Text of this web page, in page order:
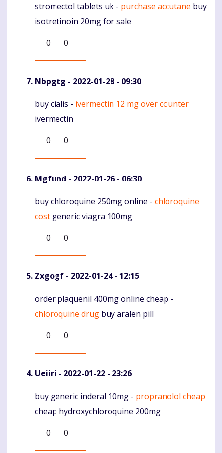
Komentaras
stromectol tablets uk - purchase accutane buy
isotretinoin 20mg for sale
0
0
Nbpgtg - 2022-01-28 - 09:30
Komentaras
buy cialis - ivermectin 12 mg over counter
ivermectin
0
0
Mgfund - 2022-01-26 - 06:30
Komentaras
buy chloroquine 250mg online - chloroquine
cost generic viagra 100mg
0
0
Zxgogf - 2022-01-24 - 12:15
Komentaras
order plaquenil 400mg online cheap -
chloroquine drug buy aralen pill
0
0
Ueiiri - 2022-01-22 - 23:26
Komentaras
buy generic inderal 10mg - propranolol cheap
cheap hydroxychloroquine 200mg
0
0